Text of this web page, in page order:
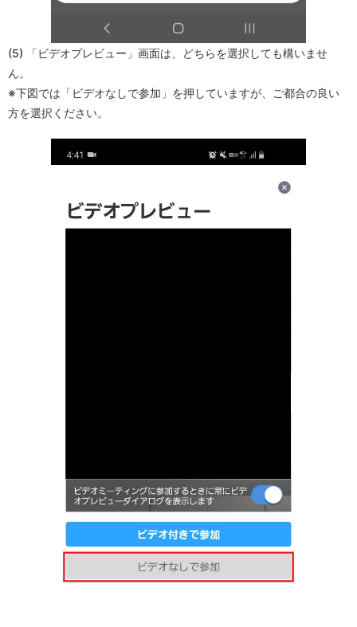
(5) 「ビデオプレビュー」画面は、どちらを選択しても構いませ
ん。
※下図では「ビデオなしで参加」を押していますが、ご都合の良い
方を選択ください。